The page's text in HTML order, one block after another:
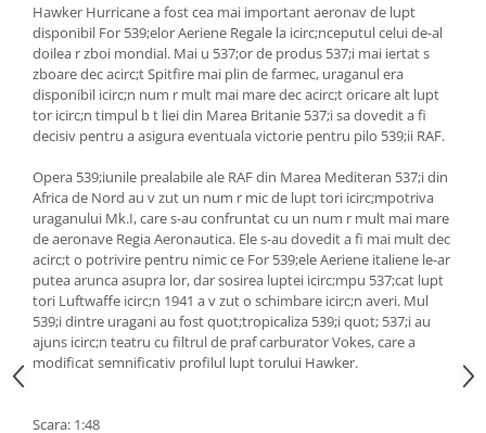
Hawker Hurricane a fost cea mai important aeronav de lupt
disponibil For 539;elor Aeriene Regale la icirc;nceputul celui de-al
doilea r zboi mondial. Mai u 537;or de produs 537;i mai iertat s
zboare dec acirc;t Spitfire mai plin de farmec, uraganul era
disponibil icirc;n num r mult mai mare dec acirc;t oricare alt lupt
tor icirc;n timpul b t liei din Marea Britanie 537;i sa dovedit a fi
decisiv pentru a asigura eventuala victorie pentru pilo 539;ii RAF.
Opera 539;iunile prealabile ale RAF din Marea Mediteran 537;i din
Africa de Nord au v zut un num r mic de lupt tori icirc;mpotriva
uraganului Mk.I, care s-au confruntat cu un num r mult mai mare
de aeronave Regia Aeronautica. Ele s-au dovedit a fi mai mult dec
acirc;t o potrivire pentru nimic ce For 539;ele Aeriene italiene le-ar
putea arunca asupra lor, dar sosirea luptei icirc;mpu 537;cat lupt
tori Luftwaffe icirc;n 1941 a v zut o schimbare icirc;n averi. Mul
539;i dintre uragani au fost quot;tropicaliza 539;i quot; 537;i au
ajuns icirc;n teatru cu filtrul de praf carburator Vokes, care a
modificat semnificativ profilul lupt torului Hawker.
Scara: 1:48